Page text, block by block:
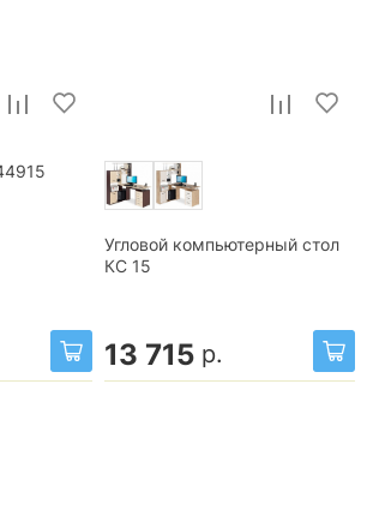
Угловой компьютерный стол
КС 15
13 715 р.